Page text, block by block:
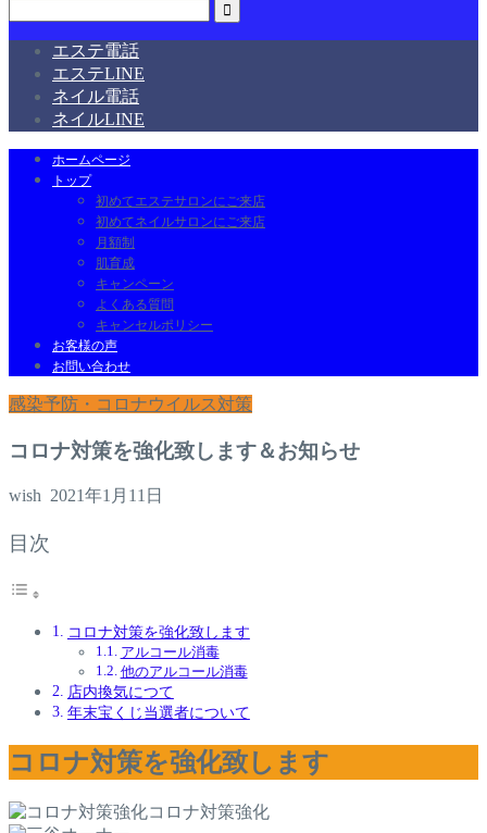
エステ電話
エステLINE
ネイル電話
ネイルLINE
ホームページ
トップ
初めてエステサロンにご来店
初めてネイルサロンにご来店
月額制
肌育成
キャンペーン
よくある質問
キャンセルポリシー
お客様の声
お問い合わせ
感染予防・コロナウイルス対策
コロナ対策を強化致します＆お知らせ
wish 2021年1月11日
目次
コロナ対策を強化致します
アルコール消毒
他のアルコール消毒
店内換気につて
年末宝くじ当選者について
コロナ対策を強化致します
コロナ対策強化